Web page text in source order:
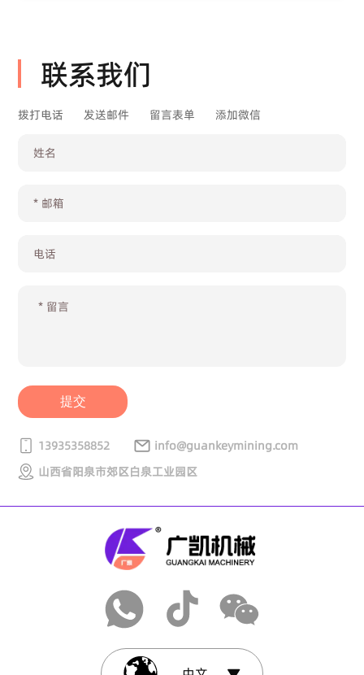
联系我们
拨打电话 发送邮件 留言表单 添加微信
提交
13935358852
info@guankeymining.com
山西省阳泉市郊区白泉工业园区